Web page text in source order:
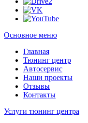
Основное меню
Главная
Тюнинг центр
Автосервис
Наши проекты
Отзывы
Контакты
Услуги тюнинг центра